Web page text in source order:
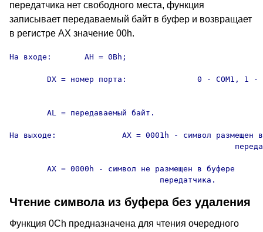
передатчика нет свободного места, функция
записывает передаваемый байт в буфер и возвращает
в регистре AX значение 00h.
На входе:	AH = 0Bh;
На выходе:		AX = 0001h - символ размещен в буфере
				передатчика.
Чтение символа из буфера без удаления
Функция 0Ch предназначена для чтения очередного